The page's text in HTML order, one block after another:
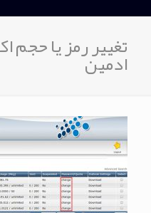
تغییر رمز یا حجم
ادمین